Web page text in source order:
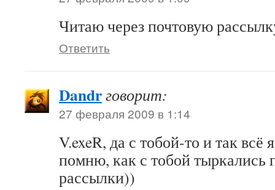
Читаю через почтовую
Ответить
Dandrговорит:
27 февраля 2009 в 1:14
V.exeR, да с тобой-то и так
помню, как с тобой тыркались
рассылки))